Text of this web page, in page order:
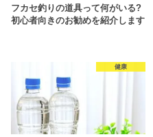
フカセ釣りの道具って何がいる?
初心者向きのお勧めを紹介します
健康